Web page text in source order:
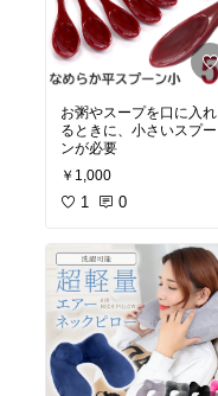
お粥やスープを口に入れ
るときに、小さいスプー
ンが必要
￥1,000
1 0